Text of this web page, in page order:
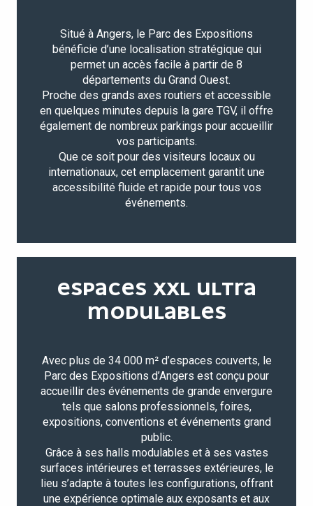
Situé à Angers, le Parc des Expositions
bénéficie d’une localisation stratégique qui
permet un accès facile à partir de 8
départements du Grand Ouest.
Proche des grands axes routiers et accessible
en quelques minutes depuis la gare TGV, il offre
également de nombreux parkings pour accueillir
vos participants.
Que ce soit pour des visiteurs locaux ou
internationaux, cet emplacement garantit une
accessibilité fluide et rapide pour tous vos
événements.
ESPACES XXL ULTRA
MODULABLES
Avec plus de 34 000 m² d’espaces couverts, le
Parc des Expositions d’Angers est conçu pour
accueillir des événements de grande envergure
tels que salons professionnels, foires,
expositions, conventions et événements grand
public.
Grâce à ses halls modulables et à ses vastes
surfaces intérieures et terrasses extérieures, le
lieu s’adapte à toutes les configurations, offrant
une expérience optimale aux exposants et aux